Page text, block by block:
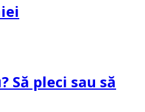
Să pleci sau să